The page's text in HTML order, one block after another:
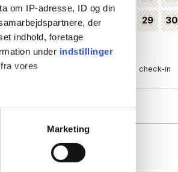
om IP-adresse, ID og din
der
indhold, foretage
under indstillinger
vores
Marketing
35 24 25 26 27 29 30
31
Available as check-in date No check-in
2 persons